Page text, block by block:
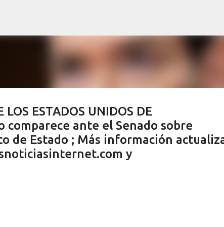
LOS ESTADOS UNIDOS DE
comparece ante el Senado sobre
de Estado ; Más información
y